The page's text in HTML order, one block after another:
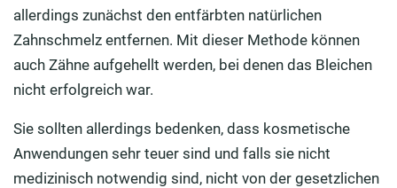
allerdings zunächst den entfärbten natürlichen
Zahnschmelz entfernen. Mit dieser Methode können
auch Zähne aufgehellt werden, bei denen das Bleichen
nicht erfolgreich war.
Sie sollten allerdings bedenken, dass kosmetische
Anwendungen sehr teuer sind und falls sie nicht
medizinisch notwendig sind, nicht von der gesetzlichen